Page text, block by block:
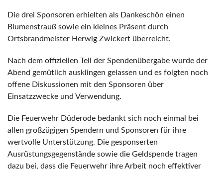
Die drei Sponsoren erhielten als Dankeschön einen
Blumenstrauß sowie ein kleines Präsent durch
Ortsbrandmeister Herwig Zwickert überreicht.
Nach dem offiziellen Teil der Spendenübergabe wurde der
Abend gemütlich ausklingen gelassen und es folgten noch
offene Diskussionen mit den Sponsoren über
Einsatzzwecke und Verwendung.
Die Feuerwehr Düderode bedankt sich noch einmal bei
allen großzügigen Spendern und Sponsoren für ihre
wertvolle Unterstützung. Die gesponserten
Ausrüstungsgegenstände sowie die Geldspende tragen
dazu bei, dass die Feuerwehr ihre Arbeit noch effektiver